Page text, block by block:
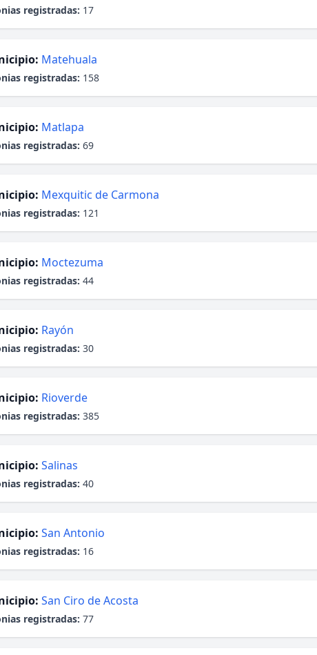
registradas: 17
Matehuala
registradas: 158
Matlapa
registradas: 69
Mexquitic de Carmona
registradas: 121
Moctezuma
registradas: 44
Rayón
registradas: 30
Rioverde
registradas: 385
Salinas
registradas: 40
San Antonio
registradas: 16
San Ciro de Acosta
registradas: 77